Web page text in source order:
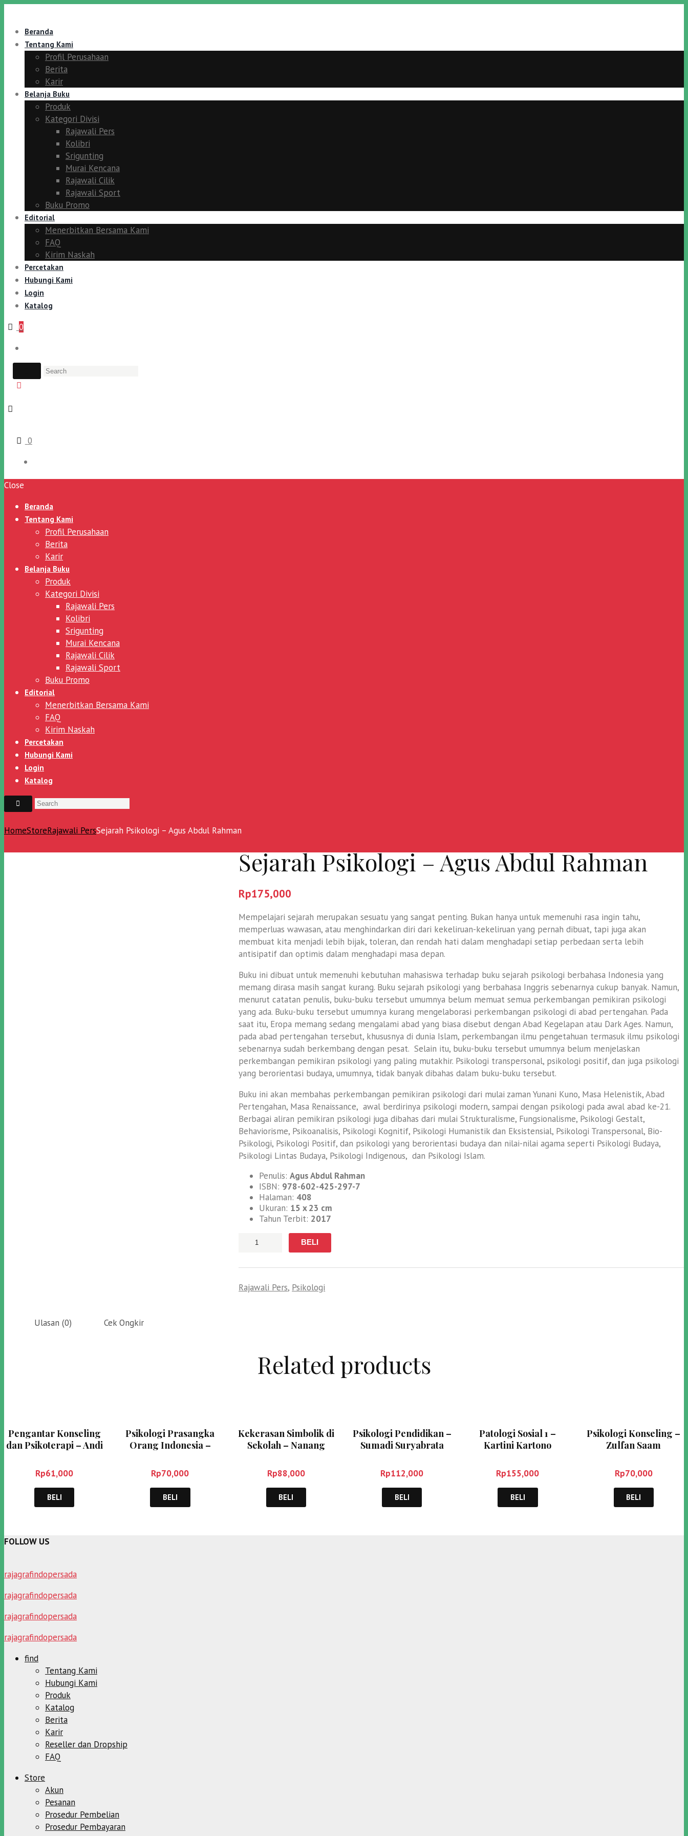
Beranda
Tentang Kami
Profil Perusahaan
Berita
Karir
Belanja Buku
Produk
Kategori Divisi
Rajawali Pers
Kolibri
Srigunting
Murai Kencana
Rajawali Cilik
Rajawali Sport
Buku Promo
Editorial
Menerbitkan Bersama Kami
FAQ
Kirim Naskah
Percetakan
Hubungi Kami
Login
Katalog
0
0
Close
Beranda
Tentang Kami
Profil Perusahaan
Berita
Karir
Belanja Buku
Produk
Kategori Divisi
Rajawali Pers
Kolibri
Srigunting
Murai Kencana
Rajawali Cilik
Rajawali Sport
Buku Promo
Editorial
Menerbitkan Bersama Kami
FAQ
Kirim Naskah
Percetakan
Hubungi Kami
Login
Katalog
HomeStoreRajawali PersSejarah Psikologi – Agus Abdul Rahman
Sejarah Psikologi – Agus Abdul Rahman
Rp175,000
Mempelajari sejarah merupakan sesuatu yang sangat penting. Bukan hanya untuk memenuhi rasa ingin tahu,
memperluas wawasan, atau menghindarkan diri dari kekeliruan-kekeliruan yang pernah dibuat, tapi juga akan
membuat kita menjadi lebih bijak, toleran, dan rendah hati dalam menghadapi setiap perbedaan serta lebih
antisipatif dan optimis dalam menghadapi masa depan.
Buku ini dibuat untuk memenuhi kebutuhan mahasiswa terhadap buku sejarah psikologi berbahasa Indonesia yang
memang dirasa masih sangat kurang. Buku sejarah psikologi yang berbahasa Inggris sebenarnya cukup banyak. Namun,
menurut catatan penulis, buku-buku tersebut umumnya belum memuat semua perkembangan pemikiran psikologi
yang ada. Buku-buku tersebut umumnya kurang mengelaborasi perkembangan psikologi di abad pertengahan. Pada
saat itu, Eropa memang sedang mengalami abad yang biasa disebut dengan Abad Kegelapan atau Dark Ages. Namun,
pada abad pertengahan tersebut, khususnya di dunia Islam, perkembangan ilmu pengetahuan termasuk ilmu psikologi
sebenarnya sudah berkembang dengan pesat. Selain itu, buku-buku tersebut umumnya belum menjelaskan
perkembangan pemikiran psikologi yang paling mutakhir. Psikologi transpersonal, psikologi positif, dan juga psikologi
yang berorientasi budaya, umumnya, tidak banyak dibahas dalam buku-buku tersebut.
Buku ini akan membahas perkembangan pemikiran psikologi dari mulai zaman Yunani Kuno, Masa Helenistik, Abad
Pertengahan, Masa Renaissance, awal berdirinya psikologi modern, sampai dengan psikologi pada awal abad ke-21.
Berbagai aliran pemikiran psikologi juga dibahas dari mulai Strukturalisme, Fungsionalisme, Psikologi Gestalt,
Behaviorisme, Psikoanalisis, Psikologi Kognitif, Psikologi Humanistik dan Eksistensial, Psikologi Transpersonal, Bio-
Psikologi, Psikologi Positif, dan psikologi yang berorientasi budaya dan nilai-nilai agama seperti Psikologi Budaya,
Psikologi Lintas Budaya, Psikologi Indigenous, dan Psikologi Islam.
Penulis:Agus Abdul Rahman
ISBN: 978-602-425-297-7
Halaman: 408
Ukuran: 15 x 23 cm
Tahun Terbit: 2017
Jumlah
BELI
Rajawali Pers, Psikologi
Ulasan (0) Cek Ongkir
Related products
Pengantar Konseling
dan Psikoterapi – Andi
Rp61,000
BELI
Psikologi Prasangka
Orang Indonesia –
Rp70,000
BELI
Kekerasan Simbolik di
Sekolah – Nanang
Rp88,000
BELI
Psikologi Pendidikan –
Sumadi Suryabrata
Rp112,000
BELI
Patologi Sosial 1 –
Kartini Kartono
Rp155,000
BELI
Psikologi Konseling –
Zulfan Saam
Rp70,000
BELI
FOLLOW US
rajagrafindopersada
rajagrafindopersada
rajagrafindopersada
rajagrafindopersada
find
Tentang Kami
Hubungi Kami
Produk
Katalog
Berita
Karir
Reseller dan Dropship
FAQ
Store
Akun
Pesanan
Prosedur Pembelian
Prosedur Pembayaran